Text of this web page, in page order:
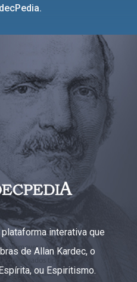
plataforma interativa que
de Allan Kardec, o
ou Espiritismo.